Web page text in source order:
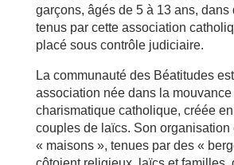
garçons, âgés de 5 à 13 ans, dans
tenus par cette association
placé sous contrôle judiciaire.
La communauté des Béatitudes
association née dans la
charismatique catholique, créée
couples de laïcs. Son organisation
« maisons », tenues par des «